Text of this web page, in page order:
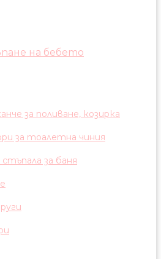
на бебето
за поливане, козирка
за тоалетна чиния
за баня